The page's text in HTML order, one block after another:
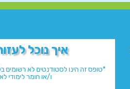
איך נוכל
*טופס זה הינו לסטודנטים לא רשומים
ו/או חומר לימודי לא